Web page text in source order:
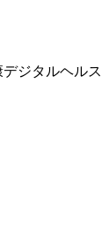
デジタルヘルス